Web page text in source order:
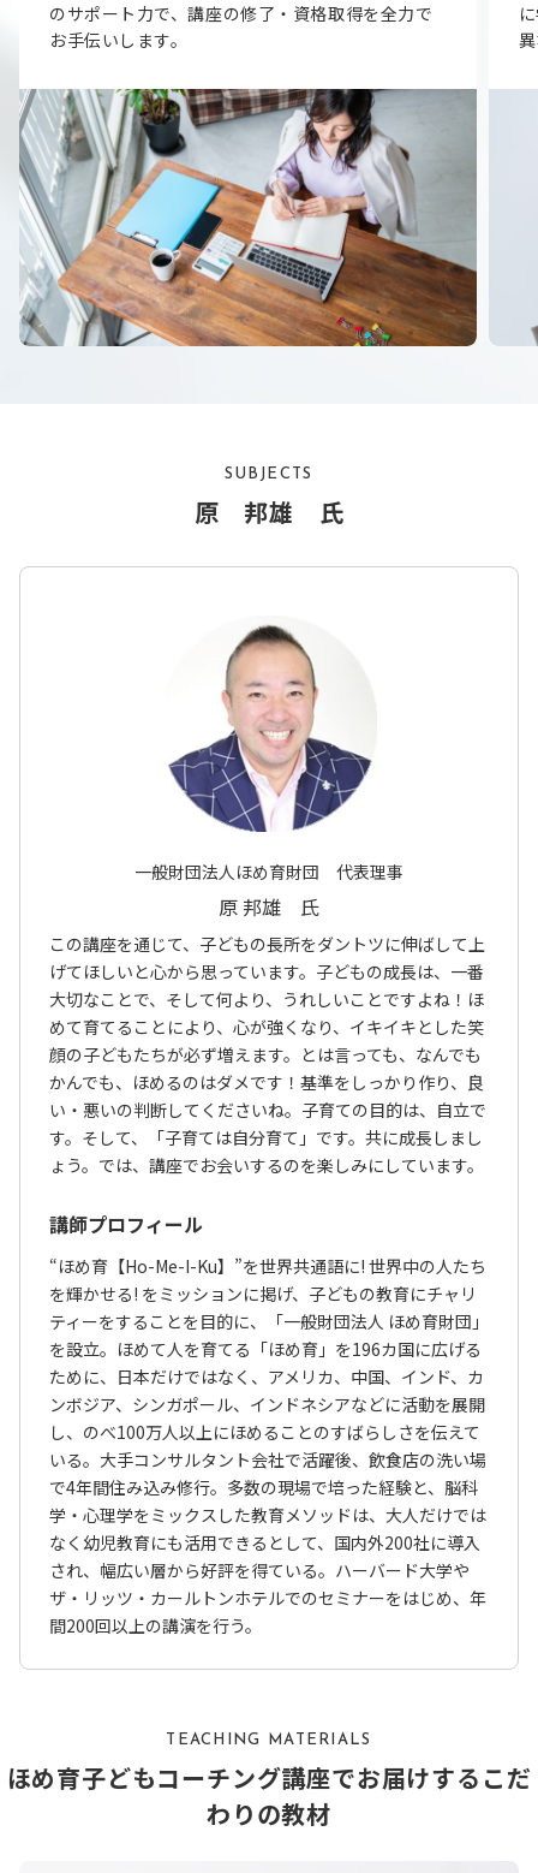
のサポート力で、講座の修了・資格取得を全力で
お手伝いします。
SUBJECTS
原 邦雄 氏
一般財団法人ほめ育財団 代表理事
原 邦雄 氏
この講座を通じて、子どもの長所をダントツに伸ばして上
げてほしいと心から思っています。子どもの成長は、一番
大切なことで、そして何より、うれしいことですよね！ほ
めて育てることにより、心が強くなり、イキイキとした笑
顔の子どもたちが必ず増えます。とは言っても、なんでも
かんでも、ほめるのはダメです！基準をしっかり作り、良
い・悪いの判断してくださいね。子育ての目的は、自立で
す。そして、「子育ては自分育て」です。共に成長しまし
ょう。では、講座でお会いするのを楽しみにしています。
講師プロフィール
“ほめ育【Ho-Me-I-Ku】”を世界共通語に! 世界中の人たち
を輝かせる! をミッションに掲げ、子どもの教育にチャリ
ティーをすることを目的に、「一般財団法人 ほめ育財団」
を設立。ほめて人を育てる「ほめ育」を196カ国に広げる
ために、日本だけではなく、アメリカ、中国、インド、カ
ンボジア、シンガポール、インドネシアなどに活動を展開
し、のべ100万人以上にほめることのすばらしさを伝えて
いる。大手コンサルタント会社で活躍後、飲食店の洗い場
で4年間住み込み修行。多数の現場で培った経験と、脳科
学・心理学をミックスした教育メソッドは、大人だけでは
なく幼児教育にも活用できるとして、国内外200社に導入
され、幅広い層から好評を得ている。ハーバード大学や
ザ・リッツ・カールトンホテルでのセミナーをはじめ、年
間200回以上の講演を行う。
TEACHING MATERIALS
ほめ育子どもコーチング講座でお届けするこだ
わりの教材